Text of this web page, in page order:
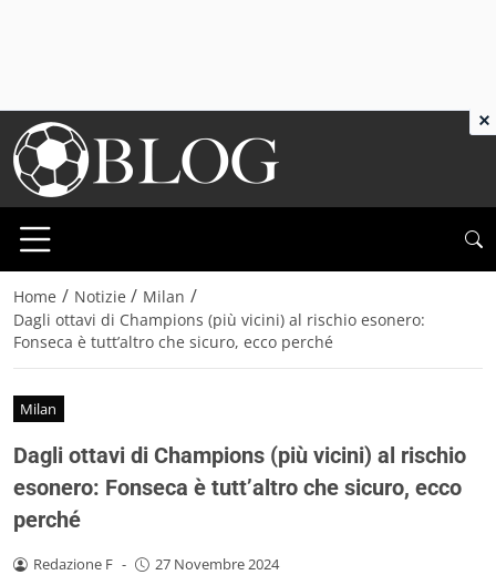
Home / Notizie / Milan /
Dagli ottavi di Champions (più vicini) al rischio esonero:
Fonseca è tutt’altro che sicuro, ecco perché
Milan
Dagli ottavi di Champions (più vicini) al rischio
esonero: Fonseca è tutt’altro che sicuro, ecco
perché
Redazione F - 27 Novembre 2024
×